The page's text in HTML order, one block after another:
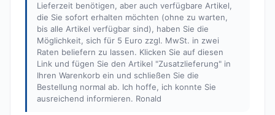
Lieferzeit benötigen, aber auch verfügbare Artikel,
die Sie sofort erhalten möchten (ohne zu warten,
bis alle Artikel verfügbar sind), haben Sie die
Möglichkeit, sich für 5 Euro zzgl. MwSt. in zwei
Raten beliefern zu lassen. Klicken Sie auf diesen
Link und fügen Sie den Artikel "Zusatzlieferung" in
Ihren Warenkorb ein und schließen Sie die
Bestellung normal ab. Ich hoffe, ich konnte Sie
ausreichend informieren. Ronald